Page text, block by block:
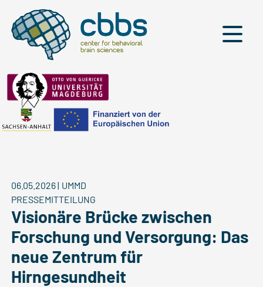
Menü
06.05.2026| UMMD
PRESSEMITTEILUNG
Visionäre Brücke zwischen
Forschung und Versorgung: Das
neue Zentrum für
Hirngesundheit